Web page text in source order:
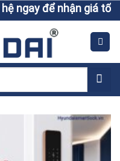
hệ ngay để nhận giá tốt